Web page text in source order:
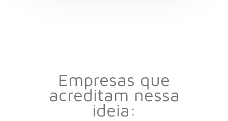
Empresas que
acreditam nessa
ideia: